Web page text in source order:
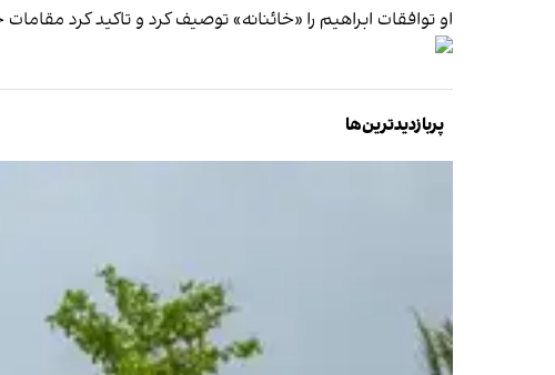
او توافقات ابراهیم را «خائنانه» توصیف کرد و تاکید کرد
پربازدیدترین‌ها